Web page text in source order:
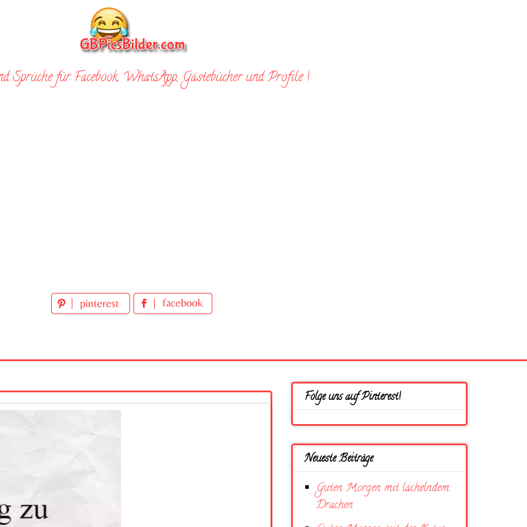
Sprüche für Facebook, WhatsApp, Gästebücher und Profile !
Folge uns auf Pinterest!
Neueste Beiträge
Guten Morgen mit lächelndem
Drachen